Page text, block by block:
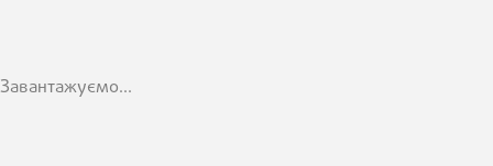
Завантажуємо...